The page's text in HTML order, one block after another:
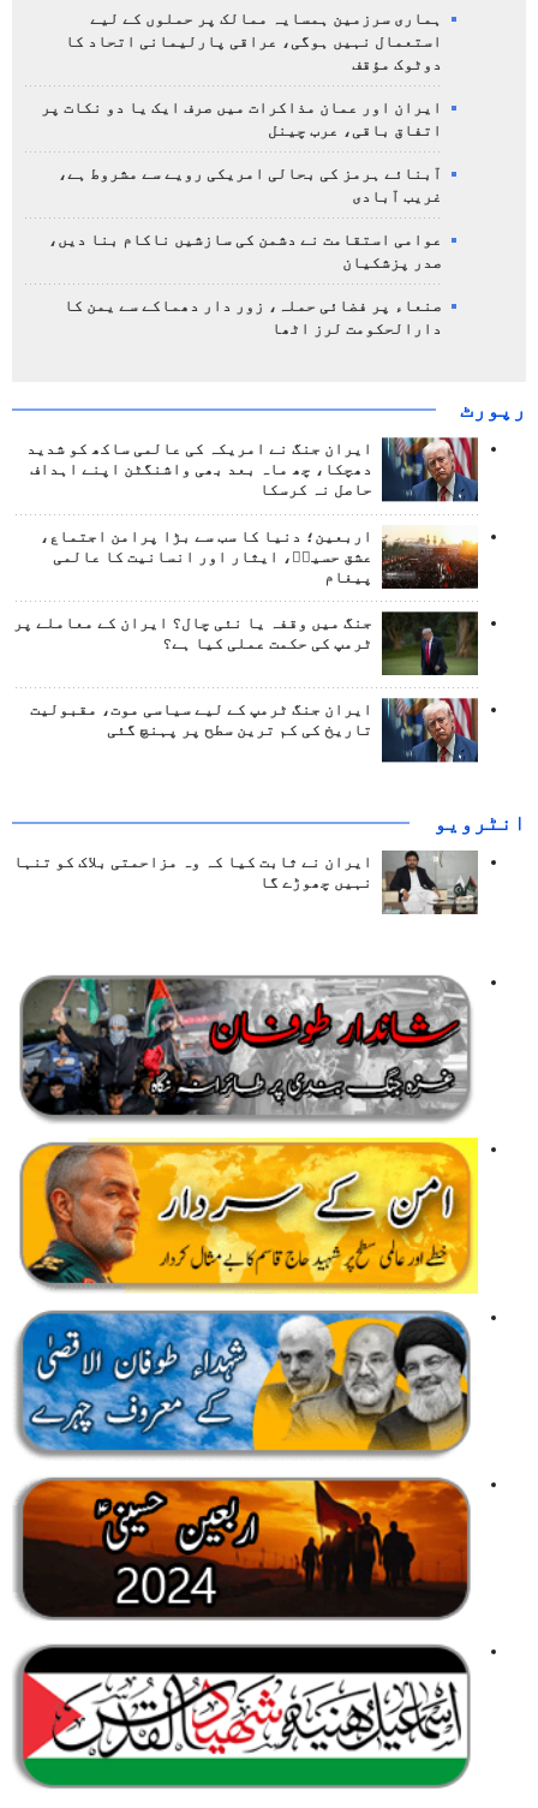
ہماری سرزمین ہمسایہ ممالک پر حملوں کے لیے
استعمال نہیں ہوگی، عراقی پارلیمانی اتحاد کا
دوٹوک مؤقف
ایران اور عمان مذاکرات میں صرف ایک یا دو نکات پر
اتفاق باقی، عرب چینل
آبنائے ہرمز کی بحالی امریکی رویے سے مشروط ہے،
غریب آبادی
عوامی استقامت نے دشمن کی سازشیں ناکام بنا دیں،
صدر پزشکیان
صنعاء پر فضائی حملہ، زور دار دھماکے سے یمن کا
دارالحکومت لرز اٹھا
رپورٹ
ایران جنگ نے امریکہ کی عالمی ساکھ کو شدید
دھچکا، چھ ماہ بعد بھی واشنگٹن اپنے اہداف
حاصل نہ کرسکا
اربعین؛ دنیا کا سب سے بڑا پرامن اجتماع،
عشق حسینؑ، ایثار اور انسانیت کا عالمی
پیغام
جنگ میں وقفہ یا نئی چال؟ ایران کے معاملے پر
ٹرمپ کی حکمت عملی کیا ہے؟
ایران جنگ ٹرمپ کے لیے سیاسی موت، مقبولیت
تاریخ کی کم ترین سطح پر پہنچ گئی
انٹرويو
ایران نے ثابت کیا کہ وہ مزاحمتی بلاک کو تنہا
نہیں چھوڑے گا